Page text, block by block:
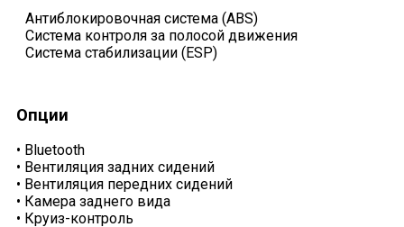
Антиблокировочная система (ABS)
Система контроля за полосой движения
Система стабилизации (ESP)
Опции
• Bluetooth
• Вентиляция задних сидений
• Вентиляция передних сидений
• Камера заднего вида
• Круиз-контроль